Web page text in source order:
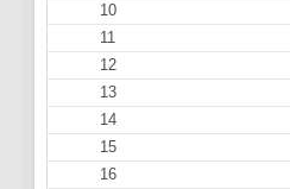
10
11
12
13
14
15
16